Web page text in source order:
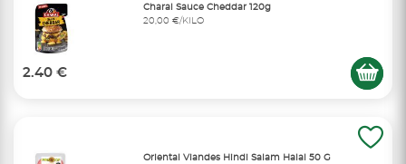
Charal Sauce Cheddar 120g
20,00 €/KILO
2.40 €
Oriental Viandes Hindi Salam Halal 50 G